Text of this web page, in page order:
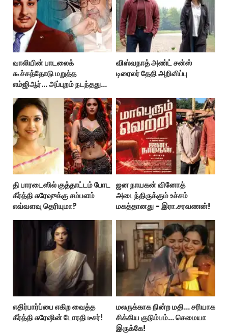
வாலியின் பாடலைக்
கூச்சத்தோடு மறுத்த
எம்ஜிஆர்... அப்புறம் நடந்தது
விஸ்வநாத் அண்ட் சன்ஸ்
டிரைலர் தேதி அறிவிப்பு
தி பாரடைஸில் குத்தாட்டம் போட
கீர்த்தி சுரேஷுக்கு சம்பளம்
எவ்வளவு தெரியுமா?
ஜன நாயகன் வினோத்
அடைந்திருக்கும் உச்சம்
மகத்தானது - இரா.சரவணன்!
எதிர்பார்ப்பை எகிற வைத்த
கீர்த்தி சுரேஷின் டோரதி டீசர்!
மலருக்காக நின்ற மதி… சரியாக
சிக்கிய குடும்பம்… செமையா
இருக்கே!